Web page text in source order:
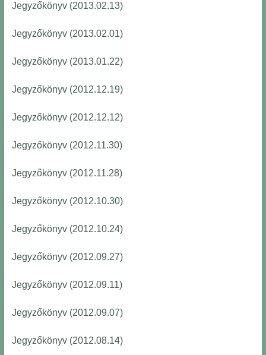
Jegyzőkönyv (2013.02.13)
Jegyzőkönyv (2013.02.01)
Jegyzőkönyv (2013.01.22)
Jegyzőkönyv (2012.12.19)
Jegyzőkönyv (2012.12.12)
Jegyzőkönyv (2012.11.30)
Jegyzőkönyv (2012.11.28)
Jegyzőkönyv (2012.10.30)
Jegyzőkönyv (2012.10.24)
Jegyzőkönyv (2012.09.27)
Jegyzőkönyv (2012.09.11)
Jegyzőkönyv (2012.09.07)
Jegyzőkönyv (2012.08.14)